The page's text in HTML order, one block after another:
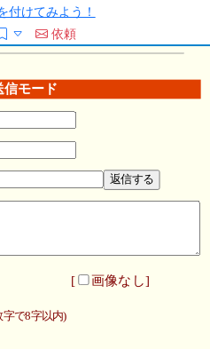
けてみよう！
依頼